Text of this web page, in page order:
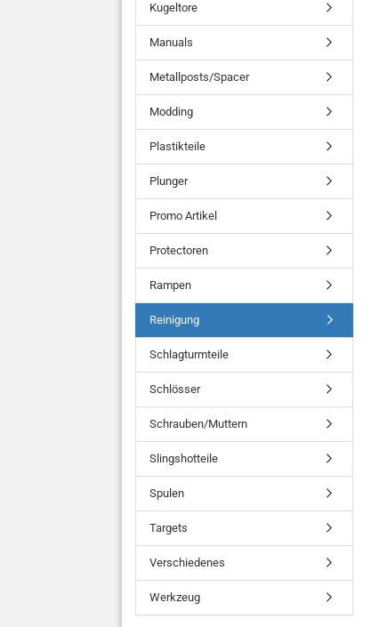
Kugeltore
Manuals
Metallposts/Spacer
Modding
Plastikteile
Plunger
Promo Artikel
Protectoren
Rampen
Reinigung
Schlagturmteile
Schlösser
Schrauben/Muttern
Slingshotteile
Spulen
Targets
Verschiedenes
Werkzeug